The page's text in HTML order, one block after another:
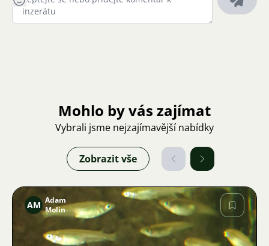
Mohlo by vás zajímat
Vybrali jsme nejzajímavější nabídky
Zobrazit vše
AM Adam
Molin